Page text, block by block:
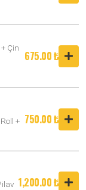
Çin
675.00 ₺
+ 750.00 ₺
1,200.00 ₺